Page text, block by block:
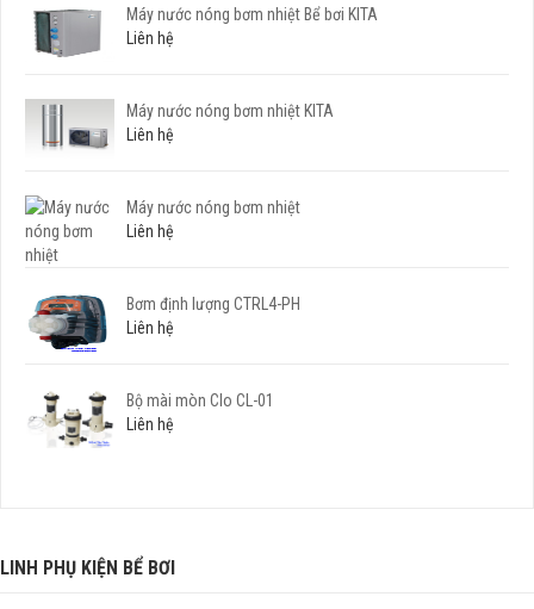
Máy nước nóng bơm nhiệt Bể bơi KITA
Liên hệ
Máy nước nóng bơm nhiệt KITA
Liên hệ
Máy nước nóng bơm nhiệt
Liên hệ
Bơm định lượng CTRL4-PH
Liên hệ
Bộ mài mòn Clo CL-01
Liên hệ
LINH PHỤ KIỆN BỂ BƠI